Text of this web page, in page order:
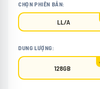
CHỌN PHIÊN BẢN:
LL/A
DUNG LƯỢNG:
128GB